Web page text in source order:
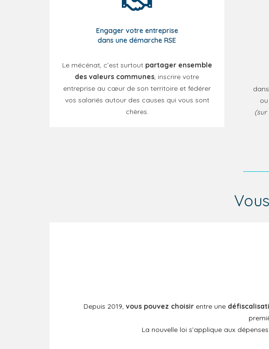
Engager votre entreprise
dans une démarche RSE
Le mécénat, c’est surtoutpartager ensemble
des valeurs communes, inscrire votre
entreprise au cœur de son territoire et fédérer
vos salariés autour des causes qui vous sont
chères.
(sur
Depuis 2019, vous pouvez choisirentre une
La nouvelle loi s’applique aux